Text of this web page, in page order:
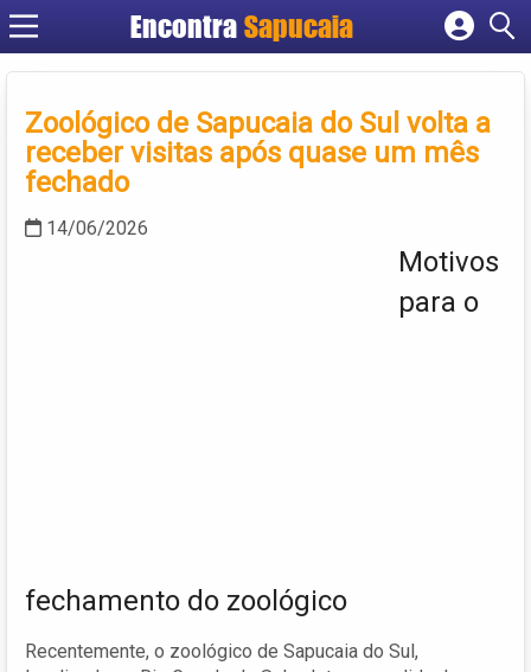
Encontra
Cadastrar empresa
Criar conta
Zoológico de Sapucaia do Sul volta a
receber visitas após quase um mês
fechado
14/06/2026
Motivos
para o
fechamento do zoológico
Recentemente, o zoológico de Sapucaia do Sul,